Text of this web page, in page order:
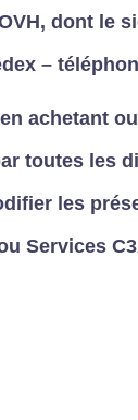
dont le
–
achetant
toutes les
les
Services